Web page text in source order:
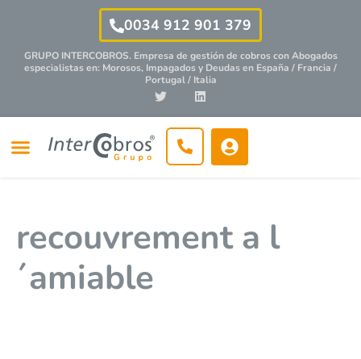
0034 912 901 379
GRUPO INTERCOBROS. Empresa de gestión de cobros conAbogados
especialistasen: Morosos, Impagados y Deudas en España / Francia /
Portugal / Italia
recouvrement a l
´amiable